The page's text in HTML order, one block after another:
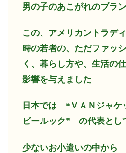
男の子のあこがれのブラ
この、アメリカントラデ
時の若者の、ただファッ
く、暮らし方や、生活の
影響を与えました
日本では “ＶＡＮジャ
ビールック” の代表とし
少ないお小遣いの中から